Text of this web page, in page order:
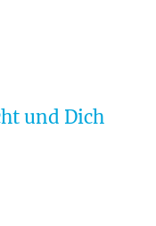
und Dich